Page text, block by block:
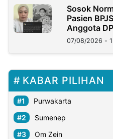
Sosok
Pasien
Anggota
Lukman
07/08/2026 -
KABAR PILIHAN
Purwakarta
Sumenep
Om Zein